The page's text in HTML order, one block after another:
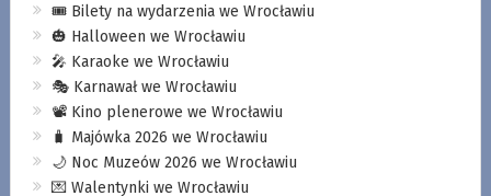
🎟️ Bilety na wydarzenia we Wrocławiu
🎃 Halloween we Wrocławiu
🎤 Karaoke we Wrocławiu
🎭 Karnawał we Wrocławiu
📽️ Kino plenerowe we Wrocławiu
🧳 Majówka 2026 we Wrocławiu
🌙 Noc Muzeów 2026 we Wrocławiu
💌 Walentynki we Wrocławiu